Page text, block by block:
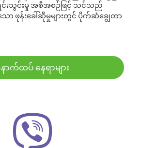
င်းသွင်းမှု အစီအစဉ်ဖြင့် သင်သည်
ာ ဖုန်းခေါ်ဆိုမှုများတွင် ပိုက်ဆံချွေတာ
ာက်ထပ် နေရာများ